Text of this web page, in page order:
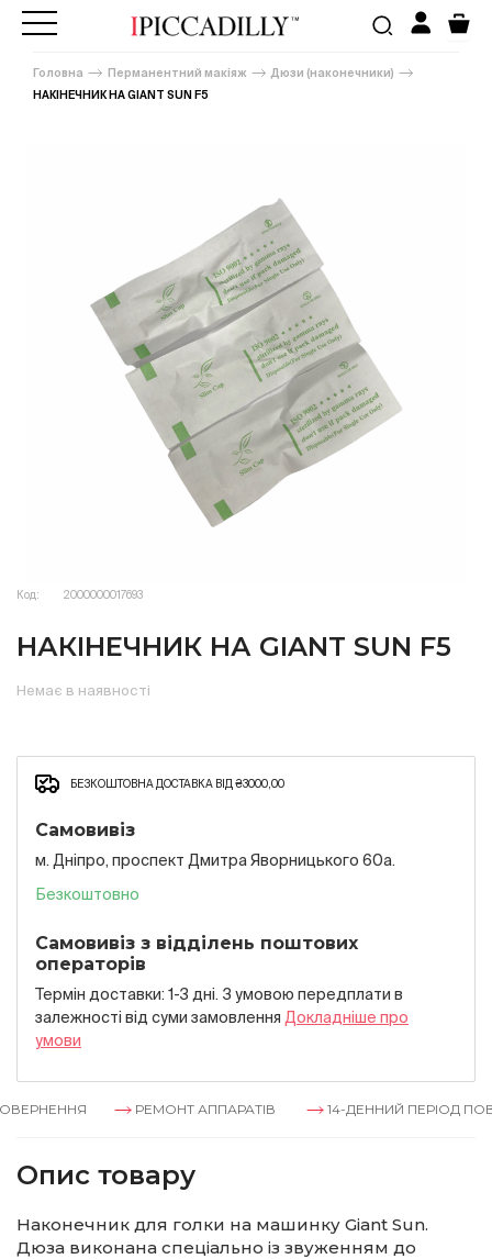
Головна Перманентний макіяж
Дюзи (наконечники)
НАКІНЕЧНИК НА GIANT SUN F5
Код: 2000000017693
НАКІНЕЧНИК НА GIANT SUN F5
Немає в наявності
БЕЗКОШТОВНА ДОСТАВКА ВІД ₴3000,00
Самовивіз
м. Дніпро, проспект Дмитра Яворницького 60а.
Безкоштовно
Самовивіз з відділень поштових
операторів
Термін доставки: 1-3 дні. З умовою передплати в
залежностi вiд суми замовлення Докладнiше про
умови
РЕМОНТ АППАРАТІВ 14-ДЕННИЙ ПЕРІОД
Опис товару
Наконечник для голки на машинку Giant Sun.
Дюза виконана спеціально із звуженням до